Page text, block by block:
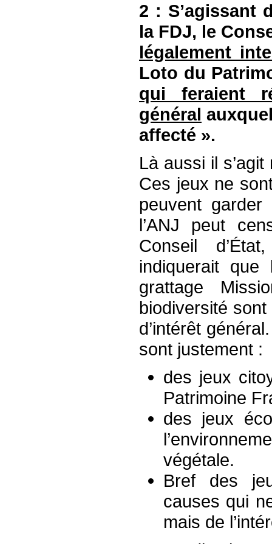
2 : S’agissant
la FDJ, le
légalement
Loto du
qui feraient
général
affecté ».
Là aussi il
Ces jeux ne
peuvent
l’ANJ peut
Conseil
indiquerait
grattage
biodiversité
d’intérêt
sont justement :
des jeux
Patrimoine
des jeux
végétale.
Bref des
causes qui
mais de